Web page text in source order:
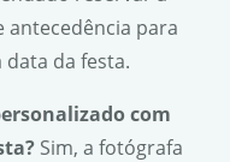
antecedência para
da festa.
com
Sim, a fotógrafa